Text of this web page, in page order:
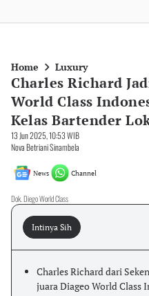
Home Luxury
Charles Richard
World Class
Kelas Bartender
13 Jun 2025, 10:53 WIB
Nova Betriani Sinambela
News Channel
Dok. Diego World Class
Intinya Sih
Charles Richard dari
juara Diageo World Class